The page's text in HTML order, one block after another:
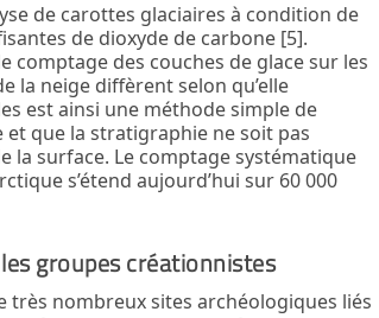
de carottes glaciaires à condition de
de dioxyde de carbone [5].
comptage des couches de glace sur les
la neige diffèrent selon qu’elle
est ainsi une méthode simple de
que la stratigraphie ne soit pas
la surface. Le comptage systématique
s’étend aujourd’hui sur 60 000
groupes créationnistes
très nombreux sites archéologiques liés